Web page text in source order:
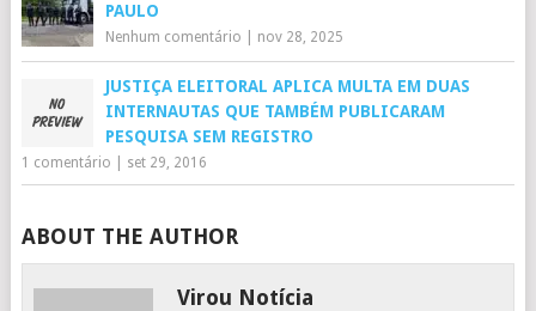
PAULO
Nenhum comentário nov 28, 2025
JUSTIÇA ELEITORAL APLICA MULTA EM DUAS
INTERNAUTAS QUE TAMBÉM PUBLICARAM
PESQUISA SEM REGISTRO
1 comentário set 29, 2016
ABOUT THE AUTHOR
Virou Notícia